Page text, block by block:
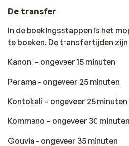
De transfer
In de boekingsstappen is het
te boeken. De transfertijden
Kanoni – ongeveer 15 minuten
Perama - ongeveer 25 minuten
Kontokali – ongeveer 25 minuten
Kommeno – ongeveer 30 minuten
Gouvia - ongeveer 35 minuten